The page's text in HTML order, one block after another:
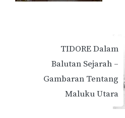
TIDORE Dalam
Balutan Sejarah –
Gambaran Tentang
Maluku Utara